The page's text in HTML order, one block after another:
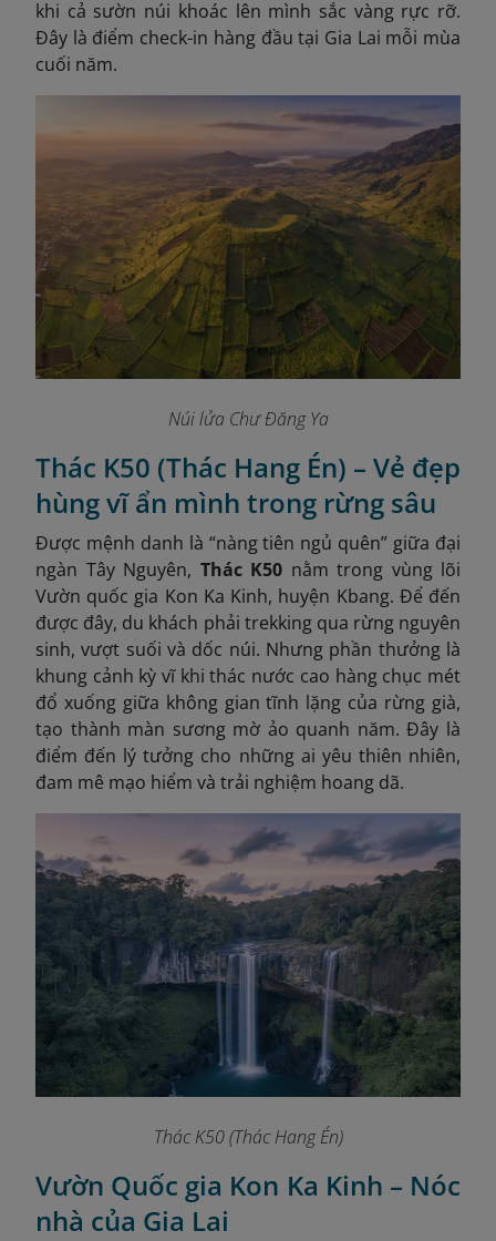
khi cả sườn núi khoác lên mình sắc vàng rực rỡ.
Đây là điểm check-in hàng đầu tại Gia Lai mỗi mùa
cuối năm.
Núi lửa Chư Đăng Ya
Thác K50 (Thác Hang Én) – Vẻ đẹp
hùng vĩ ẩn mình trong rừng sâu
Được mệnh danh là “nàng tiên ngủ quên” giữa đại
ngàn Tây Nguyên, Thác K50 nằm trong vùng lõi
Vườn quốc gia Kon Ka Kinh, huyện Kbang. Để đến
được đây, du khách phải trekking qua rừng nguyên
sinh, vượt suối và dốc núi. Nhưng phần thưởng là
khung cảnh kỳ vĩ khi thác nước cao hàng chục mét
đổ xuống giữa không gian tĩnh lặng của rừng già,
tạo thành màn sương mờ ảo quanh năm. Đây là
điểm đến lý tưởng cho những ai yêu thiên nhiên,
đam mê mạo hiểm và trải nghiệm hoang dã.
Thác K50 (Thác Hang Én)
Vườn Quốc gia Kon Ka Kinh – Nóc
nhà của Gia Lai